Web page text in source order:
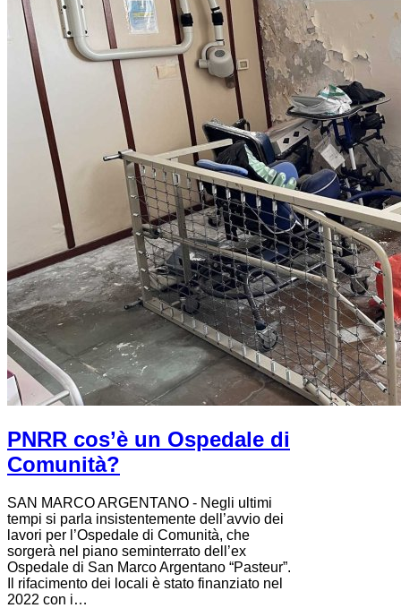
PNRR cos’è un Ospedale di
Comunità?
SAN MARCO ARGENTANO - Negli ultimi
tempi si parla insistentemente dell’avvio dei
lavori per l’Ospedale di Comunità, che
sorgerà nel piano seminterrato dell’ex
Ospedale di San Marco Argentano “Pasteur”.
Il rifacimento dei locali è stato finanziato nel
2022 con i…